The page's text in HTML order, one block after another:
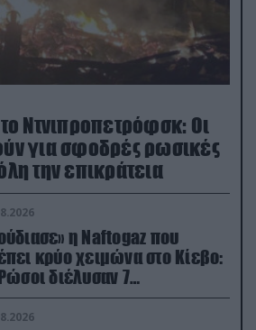
Ντνιπροπετρόφσκ: Οι
για σφοδρές ρωσικές
την επικράτεια
η Naftogaz που
κρύο χειμώνα στο Κίεβο:
διέλυσαν 7
του ουκρανικού